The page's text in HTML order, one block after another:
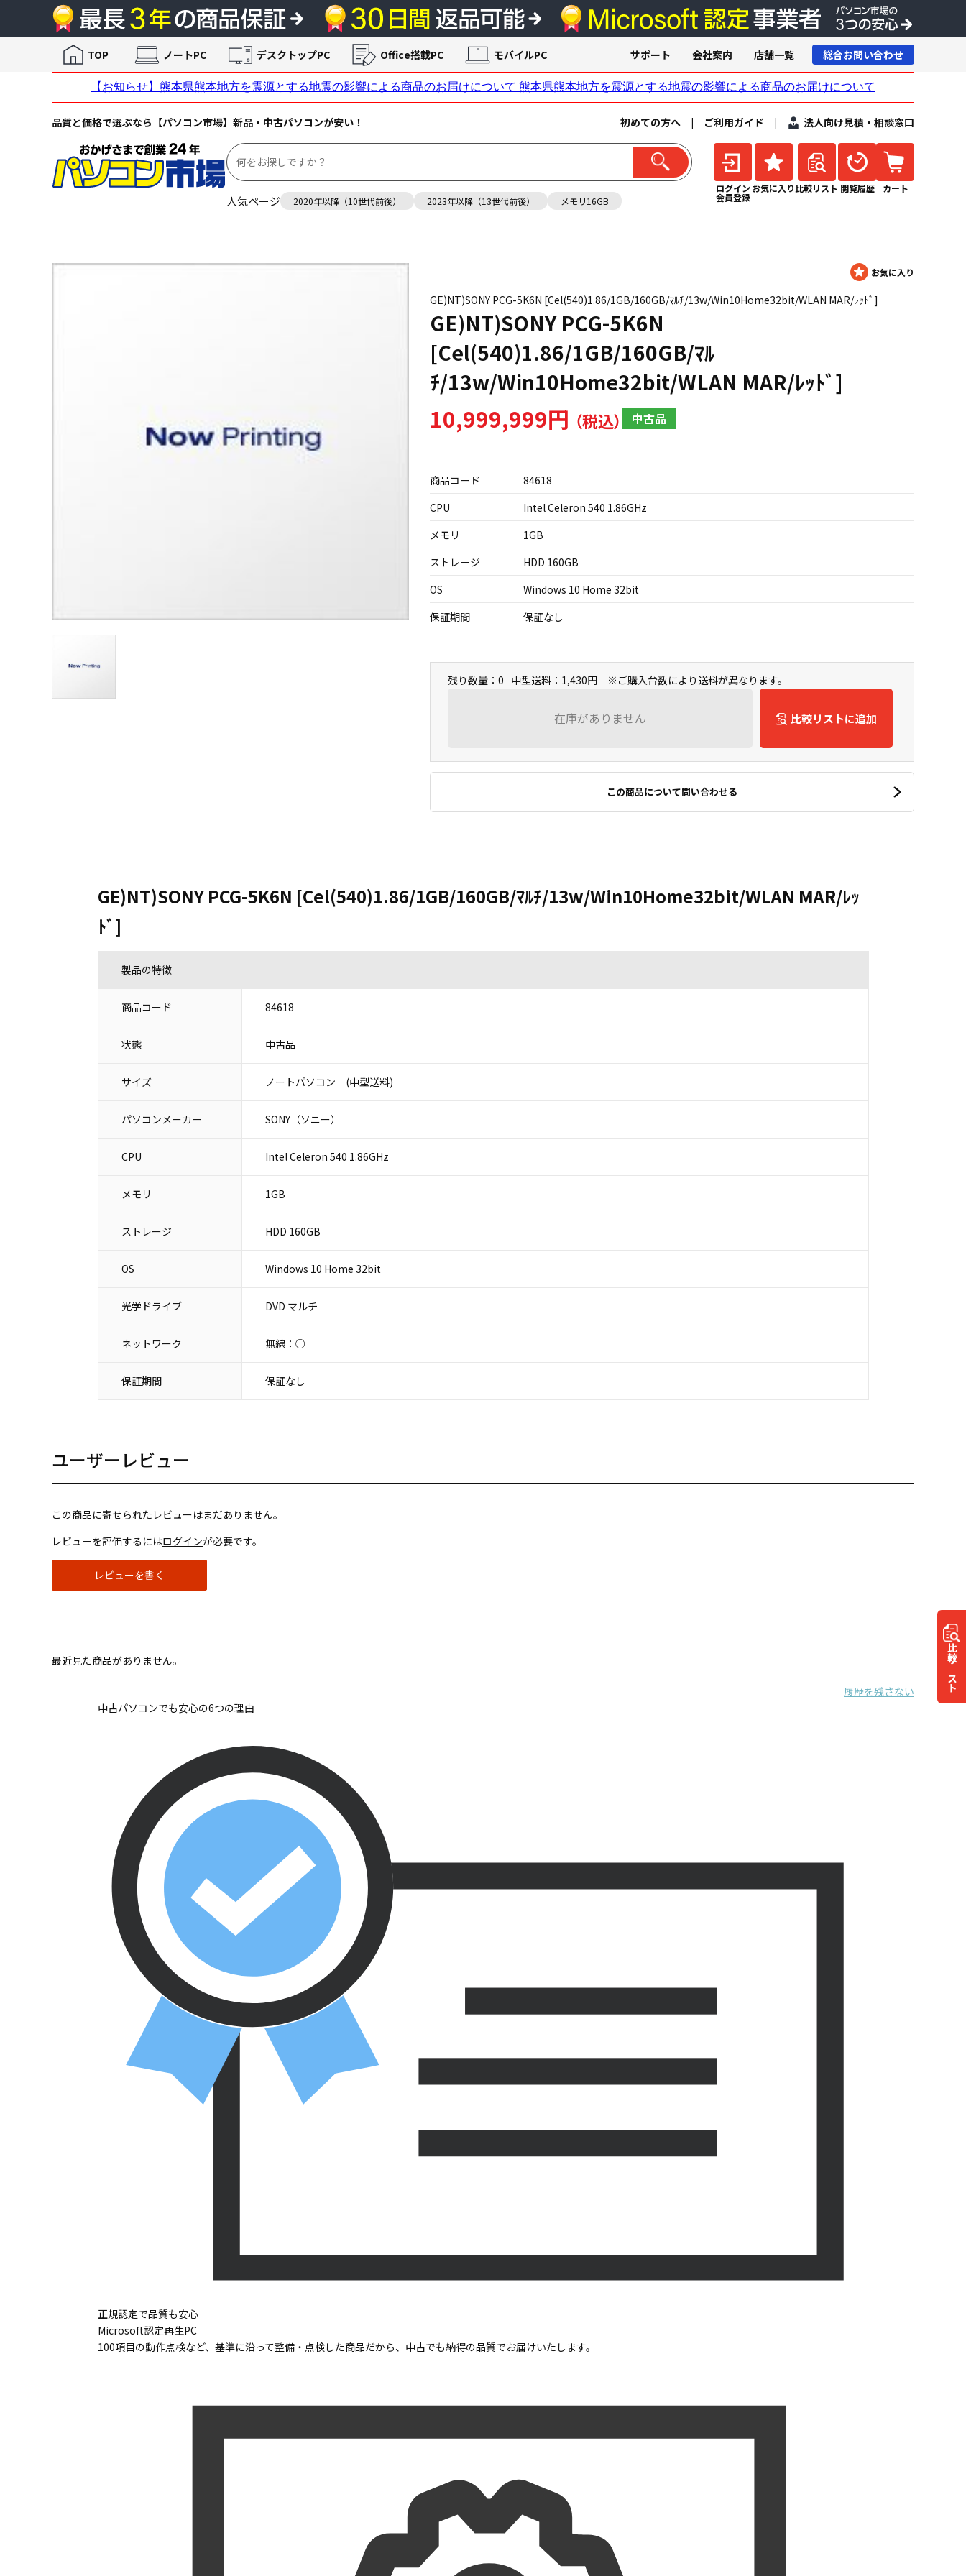
品質と価格で選ぶなら【パソコン市場】新品・中古パソコンが安い！ 初めての方へ | ご利用ガイド | 法人向け見積・相談窓口
人気ページ 2020年以降（10世代前後） 2023年以降（13世代前後） メモリ16GB
ログイン
会員登録
お気に入り 比較リスト 閲覧履歴 カート
TOP ノートPC デスクトップPC Office搭載PC モバイルPC サポート 会社案内 店舗一覧 総合お問い合わせ
GE)NT)SONY PCG-5K6N [Cel(540)1.86/1GB/160GB/ﾏﾙﾁ/13w/Win10Home32bit/WLAN MAR/ﾚｯﾄﾞ]
GE)NT)SONY PCG-5K6N
[Cel(540)1.86/1GB/160GB/ﾏﾙ
ﾁ/13w/Win10Home32bit/WLAN MAR/ﾚｯﾄﾞ]
10,999,999円 中古品
商品コード
84618
CPU
Intel Celeron 540 1.86GHz
メモリ
1GB
ストレージ
HDD 160GB
OS
Windows 10 Home 32bit
保証期間
保証なし
残り数量：0 中型送料：1,430円 ※ご購入台数により送料が異なります。
在庫がありません 比較リストに追加
この商品について問い合わせる
比較
リスト
GE)NT)SONY PCG-5K6N [Cel(540)1.86/1GB/160GB/ﾏﾙﾁ/13w/Win10Home32bit/WLAN MAR/ﾚｯ
ﾄﾞ]
製品の特徴
商品コード 84618
状態 中古品
サイズ ノートパソコン (中型送料)
パソコンメーカー SONY（ソニー）
CPU Intel Celeron 540 1.86GHz
メモリ 1GB
ストレージ HDD 160GB
OS Windows 10 Home 32bit
光学ドライブ DVD マルチ
ネットワーク 無線：○
保証期間 保証なし
ユーザーレビュー
この商品に寄せられたレビューはまだありません。
レビューを評価するにはログインが必要です。
レビューを書く
最近見た商品がありません。
履歴を残さない
中古パソコンでも安心の6つの理由
正規認定で品質も安心
Microsoft認定再生PC
100項目の動作点検など、基準に沿って整備・点検した商品だから、中古でも納得の品質でお届けいたします。